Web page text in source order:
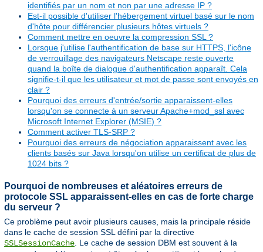
identifiés par un nom et non par une adresse IP ?
Est-il possible d'utiliser l'hébergement virtuel basé sur le nom
d'hôte pour différencier plusieurs hôtes virtuels ?
Comment mettre en oeuvre la compression SSL ?
Lorsque j'utilise l'authentification de base sur HTTPS, l'icône
de verrouillage des navigateurs Netscape reste ouverte
quand la boîte de dialogue d'authentification apparaît. Cela
signifie-t-il que les utilisateur et mot de passe sont envoyés en
clair ?
Pourquoi des erreurs d'entrée/sortie apparaissent-elles
lorsqu'on se connecte à un serveur Apache+mod_ssl avec
Microsoft Internet Explorer (MSIE) ?
Comment activer TLS-SRP ?
Pourquoi des erreurs de négociation apparaissent avec les
clients basés sur Java lorsqu'on utilise un certificat de plus de
1024 bits ?
Pourquoi de nombreuses et aléatoires erreurs de
protocole SSL apparaissent-elles en cas de forte charge
du serveur ?
Ce problème peut avoir plusieurs causes, mais la principale réside
dans le cache de session SSL défini par la directive
SSLSessionCache . Le cache de session DBM est souvent à la